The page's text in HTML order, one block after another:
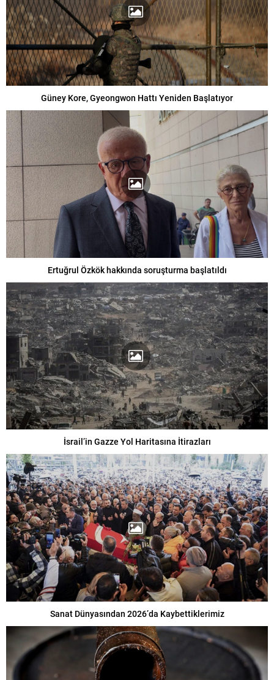
Güney Kore, Gyeongwon Hattı Yeniden Başlatıyor
Ertuğrul Özkök hakkında soruşturma başlatıldı
İsrail’in Gazze Yol Haritasına İtirazları
Sanat Dünyasından 2026’da Kaybettiklerimiz